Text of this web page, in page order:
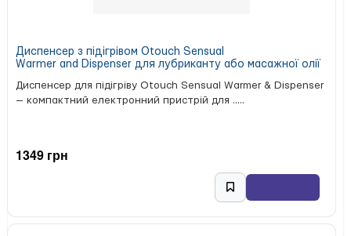
Диспенсер з підігрівом Otouch Sensual
Warmer and Dispenser для лубриканту або масажної олії
Диспенсер для підігріву Otouch Sensual Warmer & Dispenser
— компактний електронний пристрій для .....
1349 грн